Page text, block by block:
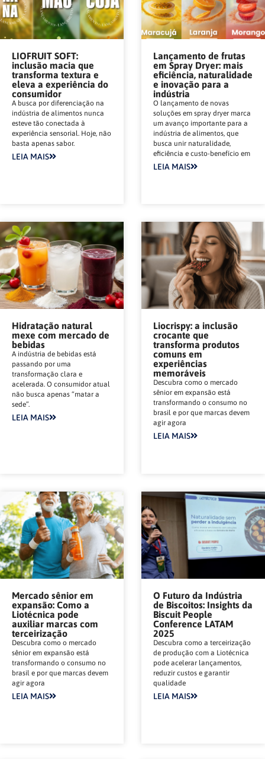
LIOFRUIT SOFT:
inclusão macia que
transforma textura e
eleva a experiência do
consumidor
A busca por diferenciação na
indústria de alimentos nunca
esteve tão conectada à
experiência sensorial. Hoje, não
basta apenas sabor.
LEIA MAIS
Lançamento de frutas
em Spray Dryer: mais
eficiência, naturalidade
e inovação para a
indústria
O lançamento de novas
soluções em spray dryer marca
um avanço importante para a
indústria de alimentos, que
busca unir naturalidade,
eficiência e custo-benefício em
LEIA MAIS
Hidratação natural
mexe com mercado de
bebidas
A indústria de bebidas está
passando por uma
transformação clara e
acelerada. O consumidor atual
não busca apenas “matar a
sede”.
LEIA MAIS
Liocrispy: a inclusão
crocante que
transforma produtos
comuns em
experiências
memoráveis
Descubra como o mercado
sênior em expansão está
transformando o consumo no
brasil e por que marcas devem
agir agora
LEIA MAIS
Mercado sênior em
expansão: Como a
Liotécnica pode
auxiliar marcas com
terceirização
Descubra como o mercado
sênior em expansão está
transformando o consumo no
brasil e por que marcas devem
agir agora
LEIA MAIS
O Futuro da Indústria
de Biscoitos: Insights da
Biscuit People
Conference LATAM
2025
Descubra como a terceirização
de produção com a Liotécnica
pode acelerar lançamentos,
reduzir custos e garantir
qualidade
LEIA MAIS